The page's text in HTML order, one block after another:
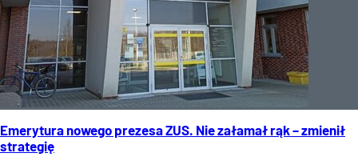
Emerytura nowego prezesa ZUS. Nie załamał rąk – zmienił
strategię